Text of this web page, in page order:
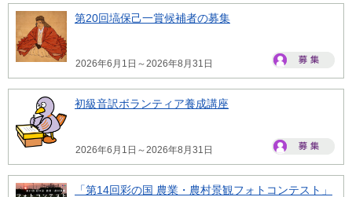
第20回塙保己一賞候補者の募集
2026年6月1日～2026年8月31日
初級音訳ボランティア養成講座
2026年6月1日～2026年8月31日
「第14回彩の国 農業・農村景観フォトコンテスト」